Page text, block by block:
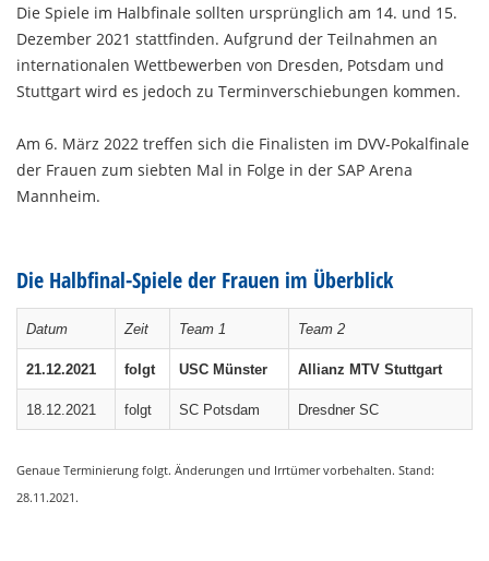
Die Spiele im Halbfinale sollten ursprünglich am 14. und 15.
Dezember 2021 stattfinden. Aufgrund der Teilnahmen an
internationalen Wettbewerben von Dresden, Potsdam und
Stuttgart wird es jedoch zu Terminverschiebungen kommen.
Am 6. März 2022 treffen sich die Finalisten im DVV-Pokalfinale
der Frauen zum siebten Mal in Folge in der SAP Arena
Mannheim.
Die Halbfinal-Spiele der Frauen im Überblick
Datum Zeit Team 1 Team 2
21.12.2021 folgt USC Münster Allianz MTV Stuttgart
18.12.2021 folgt SC Potsdam Dresdner SC
Genaue Terminierung folgt. Änderungen und Irrtümer vorbehalten. Stand:
28.11.2021.